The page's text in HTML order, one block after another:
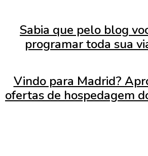
Sabia que pelo blog
programar toda sua
Vindo para Madrid?
ofertas de hospedagem